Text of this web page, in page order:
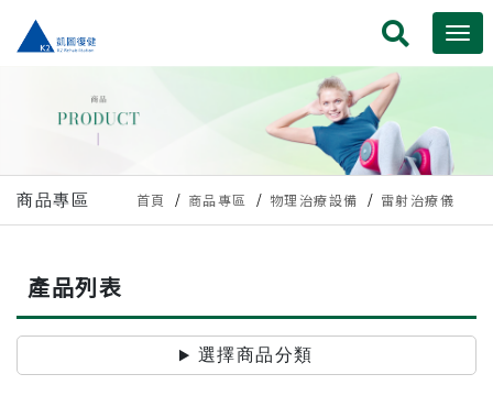
商品專區 首頁 商品專區 物理治療設備 雷射治療儀
產品列表
選擇商品分類